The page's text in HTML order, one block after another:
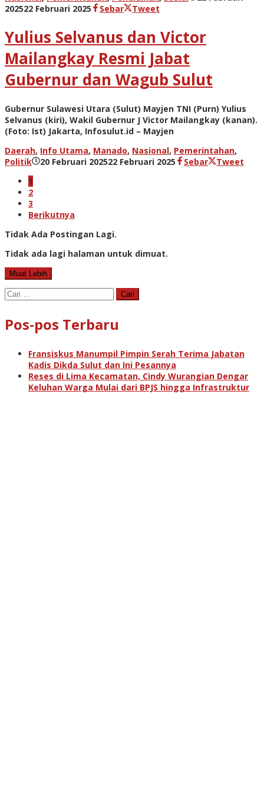
202522 Februari 2025 olehSebar Tweet
Yulius Selvanus dan Victor
Mailangkay Resmi Jabat
Gubernur dan Wagub Sulut
Gubernur Sulawesi Utara (Sulut) Mayjen TNI (Purn) Yulius
Selvanus (kiri), Wakil Gubernur J Victor Mailangkay (kanan).
(Foto: Ist) Jakarta, Infosulut.id – Mayjen
Daerah, Info Utama, Manado, Nasional, Pemerintahan,
Politik
20 Februari 202522 Februari 2025 olehSebar
Tweet
1
2
3
Berikutnya
Tidak Ada Postingan Lagi.
Tidak ada lagi halaman untuk dimuat.
Muat Lebih
Cari
untuk:
Pos-pos Terbaru
Fransiskus Manumpil Pimpin Serah Terima Jabatan
Kadis Dikda Sulut dan Ini Pesannya
Reses di Lima Kecamatan, Cindy Wurangian Dengar
Keluhan Warga Mulai dari BPJS hingga Infrastruktur